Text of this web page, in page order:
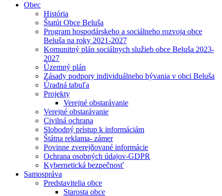
Obec
História
Štatút Obce Beluša
Program hospodárskeho a sociálneho rozvoja obce
Beluša na roky 2021-2027
Komunitný plán sociálnych služieb obce Beluša 2023-
2027
Územný plán
Zásady podpory individuálneho bývania v obci Beluša
Úradná tabuľa
Projekty
Verejné obstarávanie
Verejné obstarávanie
Civilná ochrana
Slobodný prístup k informáciám
Štátna reklama- zámer
Povinne zverejňované informácie
Ochrana osobných údajov-GDPR
Kybernetická bezpečnosť
Samospráva
Predstavitelia obce
Starosta obce